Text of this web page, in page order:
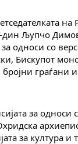
дин Љупчо
односи со
Бискупот
граѓани
за
за култура и